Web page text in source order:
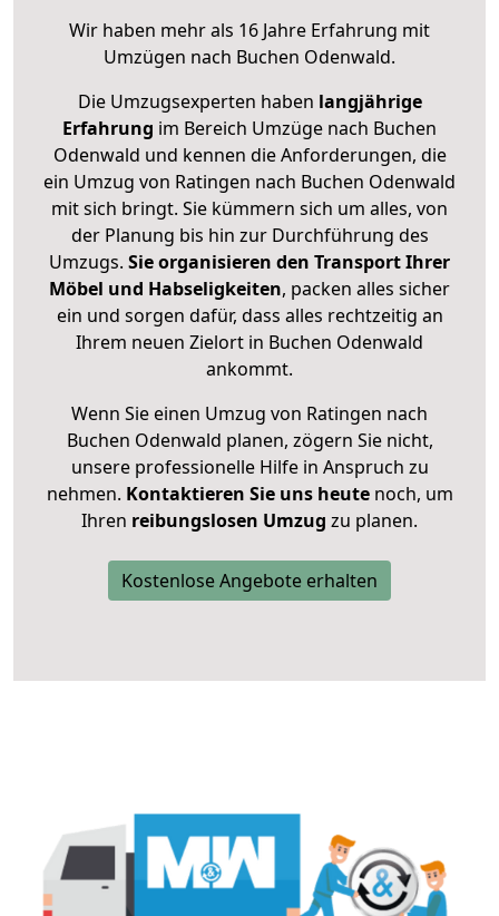
Wir haben mehr als 16 Jahre Erfahrung mit
Umzügen nach Buchen Odenwald.
Die Umzugsexperten haben langjährige
Erfahrung im Bereich Umzüge nach Buchen
Odenwald und kennen die Anforderungen, die
ein Umzug von Ratingen nach Buchen Odenwald
mit sich bringt. Sie kümmern sich um alles, von
der Planung bis hin zur Durchführung des
Umzugs. Sie organisieren den Transport Ihrer
Möbel und Habseligkeiten, packen alles sicher
ein und sorgen dafür, dass alles rechtzeitig an
Ihrem neuen Zielort in Buchen Odenwald
ankommt.
Wenn Sie einen Umzug von Ratingen nach
Buchen Odenwald planen, zögern Sie nicht,
unsere professionelle Hilfe in Anspruch zu
nehmen. Kontaktieren Sie uns heutenoch, um
Ihren reibungslosen Umzug zu planen.
Kostenlose Angebote erhalten